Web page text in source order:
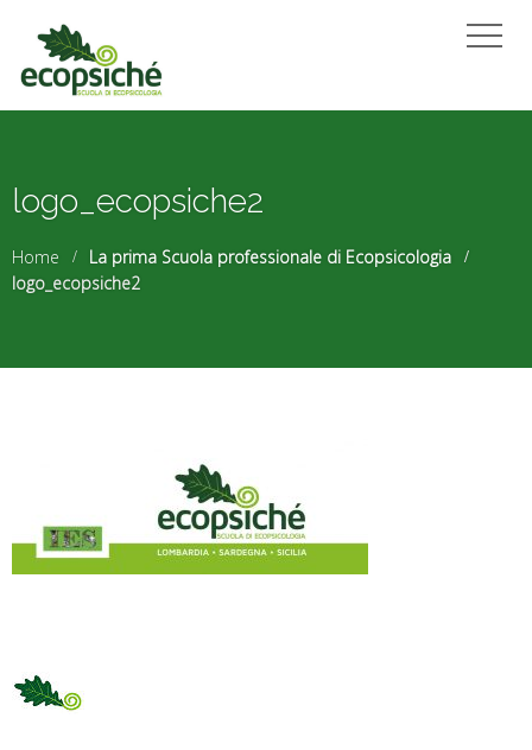
logo_ecopsiche2
Home
La prima Scuola professionale di Ecopsicologia
logo_ecopsiche2